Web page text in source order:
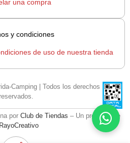
una compra
y condiciones
de uso de nuestra tienda
Camping | Todos los derechos
reservados.
por Club de Tiendas – Un producto de
RayoCreativo